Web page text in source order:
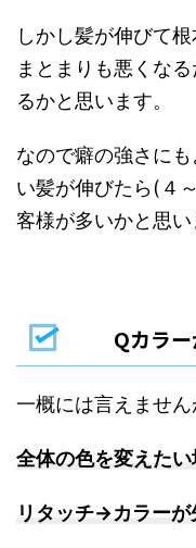
しかし髪が伸びて
まとまりも悪くな
るかと思います。
なので癖の強さに
い髪が伸びたら(４
客様が多いかと思い
Qカラ
一概には言えません
全体の色を変えた
リタッチ→カラーが